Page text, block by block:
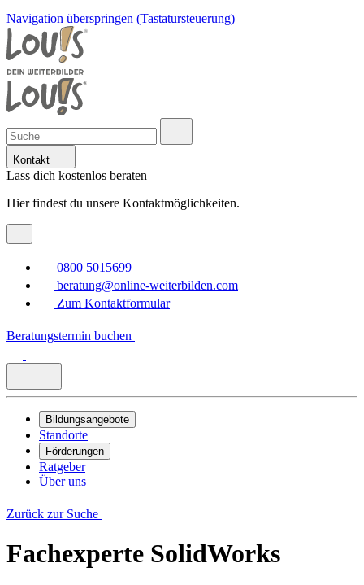
Navigation überspringen (Tastatursteuerung)
Kontakt
Lass dich kostenlos beraten
Hier findest du unsere Kontaktmöglichkeiten.
0800 5015699
beratung@online-weiterbilden.com
Zum Kontaktformular
Beratungstermin buchen
Bildungsangebote
Standorte
Förderungen
Ratgeber
Über uns
Zurück zur Suche
Fachexperte SolidWorks